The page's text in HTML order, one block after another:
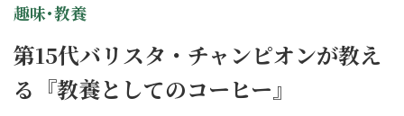
趣味･教養
第15代バリスタ・チャンピオンが教え
る『教養としてのコーヒー』